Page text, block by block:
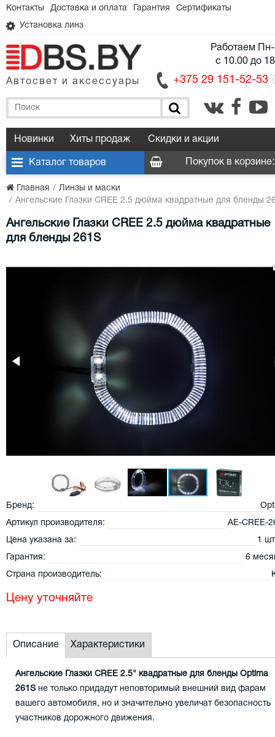
Контакты Доставка и оплата Гарантия Сертификаты
Установка линз
Автосвет и аксессуары
Работаем
с 10.00 до
+375 29 151-52-53
Новинки Хиты продаж Скидки и акции
Покупок в
Каталог товаров
Главная
Линзы и маски
Ангельские Глазки CREE 2.5 дюйма квадратные для бленды
Ангельские Глазки CREE 2.5 дюйма квадратные
для бленды 261S
Бренд:
Артикул производителя: AE-CREE-
Цена указана за: 1
Гарантия: 6
Страна производитель:
Цену уточняйте
Описание
Ангельские Глазки CREE 2.5" квадратные для бленды Optima
261Sне только придадут неповторимый внешний вид фарам
вашего автомобиля, но и значительно увеличат безопасность
участников дорожного движения.
Характеристики